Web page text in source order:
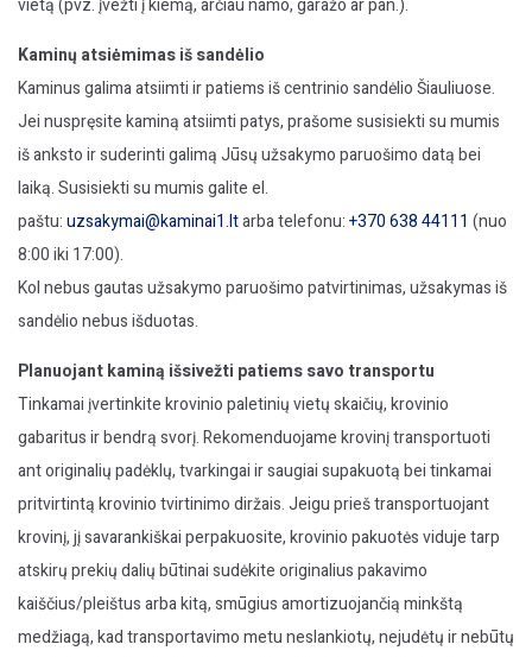
vietą (pvz. įvežti į kiemą, arčiau namo, garažo ar pan.).
Kaminų atsiėmimas iš sandėlio
Kaminus galima atsiimti ir patiems iš centrinio sandėlio Šiauliuose.
Jei nuspręsite kaminą atsiimti patys, prašome susisiekti su mumis
iš anksto ir suderinti galimą Jūsų užsakymo paruošimo datą bei
laiką. Susisiekti su mumis galite el.
paštu:uzsakymai@kaminai1.ltarba telefonu:+370 638 44111 (nuo
8:00 iki 17:00).
Kol nebus gautas užsakymo paruošimo patvirtinimas, užsakymas iš
sandėlio nebus išduotas.
Planuojant kaminą išsivežti patiems savo transportu
Tinkamai įvertinkite krovinio paletinių vietų skaičių, krovinio
gabaritus ir bendrą svorį. Rekomenduojame krovinį transportuoti
ant originalių padėklų, tvarkingai ir saugiai supakuotą bei tinkamai
pritvirtintą krovinio tvirtinimo diržais. Jeigu prieš transportuojant
krovinį, jį savarankiškai perpakuosite, krovinio pakuotės viduje tarp
atskirų prekių dalių būtinai sudėkite originalius pakavimo
kaiščius/pleištus arba kitą, smūgius amortizuojančią minkštą
medžiagą, kad transportavimo metu neslankiotų, nejudėtų ir nebūtų